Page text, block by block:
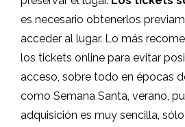
es necesario obtenerlos
acceder al lugar. Lo más
los tickets online para evitar
acceso, sobre todo en épocas
como Semana Santa, verano,
adquisición es muy sencilla,